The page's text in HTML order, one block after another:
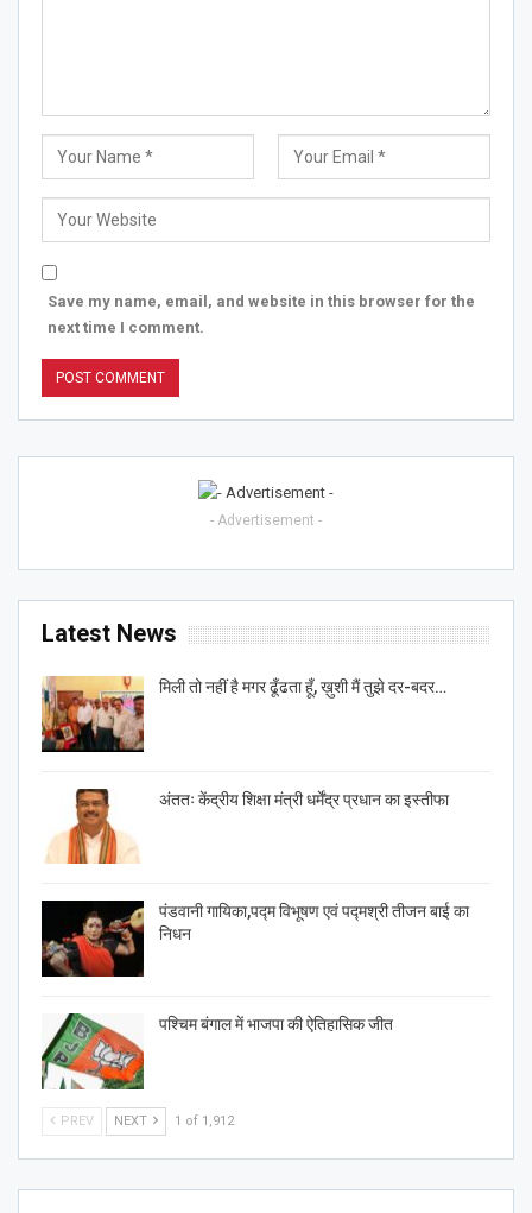
Save my name, email, and website in this browser for the
next time I comment.
- Advertisement -
Latest News
मिली तो नहीं है मगर ढूँढता हूँ, ख़ुशी मैं तुझे दर-बदर…
अंततः केंद्रीय शिक्षा मंत्री धर्मेंद्र प्रधान का इस्तीफा
पंडवानी गायिका,पद्म विभूषण एवं पद्मश्री तीजन बाई का
निधन
पश्चिम बंगाल में भाजपा की ऐतिहासिक जीत
PREV NEXT 1 of 1,912